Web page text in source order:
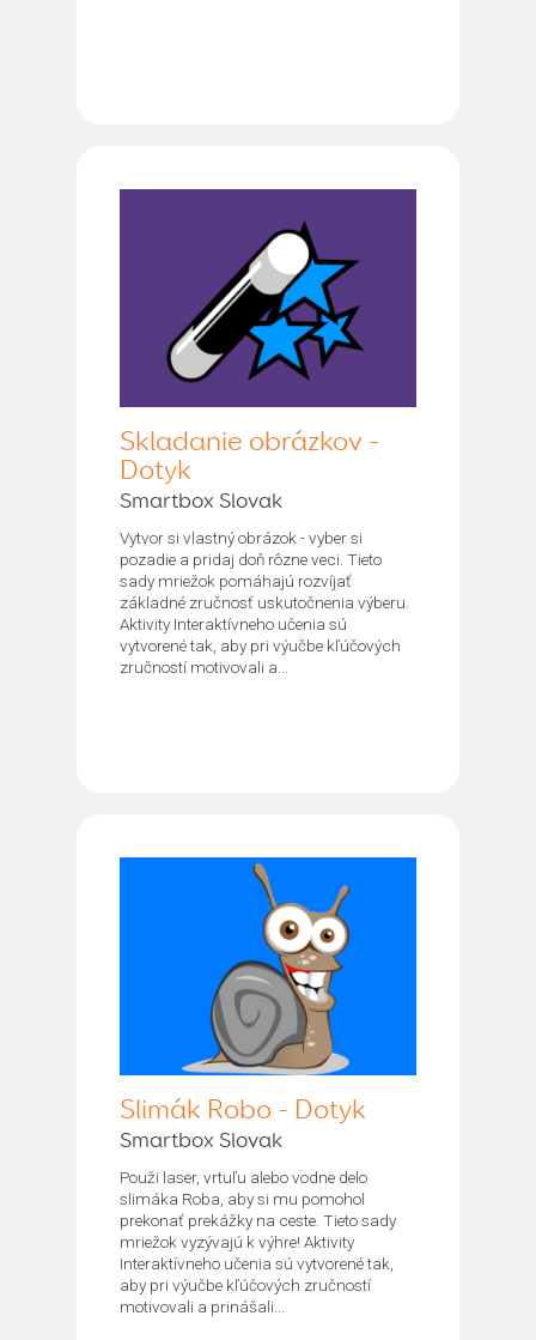
Skladanie obrázkov -
Dotyk
Smartbox Slovak
Vytvor si vlastný obrázok - vyber si
pozadie a pridaj doň rôzne veci. Tieto
sady mriežok pomáhajú rozvíjať
základné zručnosť uskutočnenia výberu.
Aktivity Interaktívneho učenia sú
vytvorené tak, aby pri výučbe kľúčových
zručností motivovali a...
Slimák Robo - Dotyk
Smartbox Slovak
Použi laser, vrtuľu alebo vodne delo
slimáka Roba, aby si mu pomohol
prekonať prekážky na ceste. Tieto sady
mriežok vyzývajú k výhre! Aktivity
Interaktívneho učenia sú vytvorené tak,
aby pri výučbe kľúčových zručností
motivovali a prinášali...